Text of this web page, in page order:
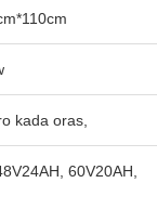
kada oras,
60V20AH,